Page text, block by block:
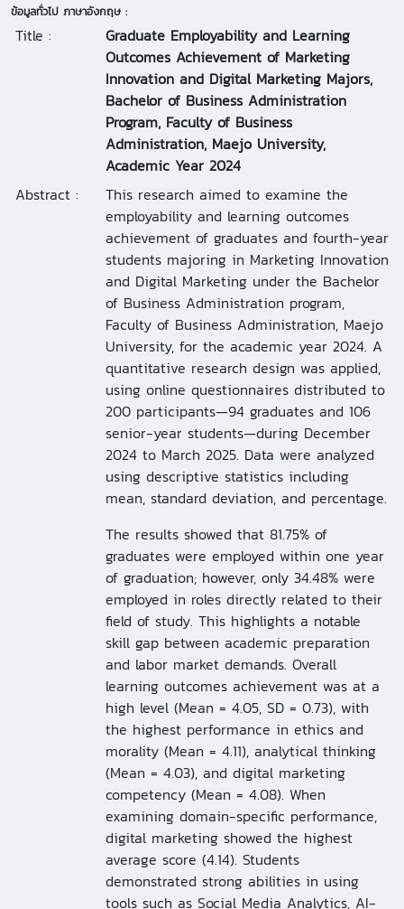
ข้อมูลทั่วไป ภาษาอังกฤษ :
Title :
Graduate Employability and Learning
Outcomes Achievement of Marketing
Innovation and Digital Marketing Majors,
Bachelor of Business Administration
Program, Faculty of Business
Administration, Maejo University,
Academic Year 2024
Abstract :
This research aimed to examine the
employability and learning outcomes
achievement of graduates and fourth-year
students majoring in Marketing Innovation
and Digital Marketing under the Bachelor
of Business Administration program,
Faculty of Business Administration, Maejo
University, for the academic year 2024. A
quantitative research design was applied,
using online questionnaires distributed to
200 participants—94 graduates and 106
senior-year students—during December
2024 to March 2025. Data were analyzed
using descriptive statistics including
mean, standard deviation, and percentage.
The results showed that 81.75% of
graduates were employed within one year
of graduation; however, only 34.48% were
employed in roles directly related to their
field of study. This highlights a notable
skill gap between academic preparation
and labor market demands. Overall
learning outcomes achievement was at a
high level (Mean = 4.05, SD = 0.73), with
the highest performance in ethics and
morality (Mean = 4.11), analytical thinking
(Mean = 4.03), and digital marketing
competency (Mean = 4.08). When
examining domain-specific performance,
digital marketing showed the highest
average score (4.14). Students
demonstrated strong abilities in using
tools such as Social Media Analytics, AI-